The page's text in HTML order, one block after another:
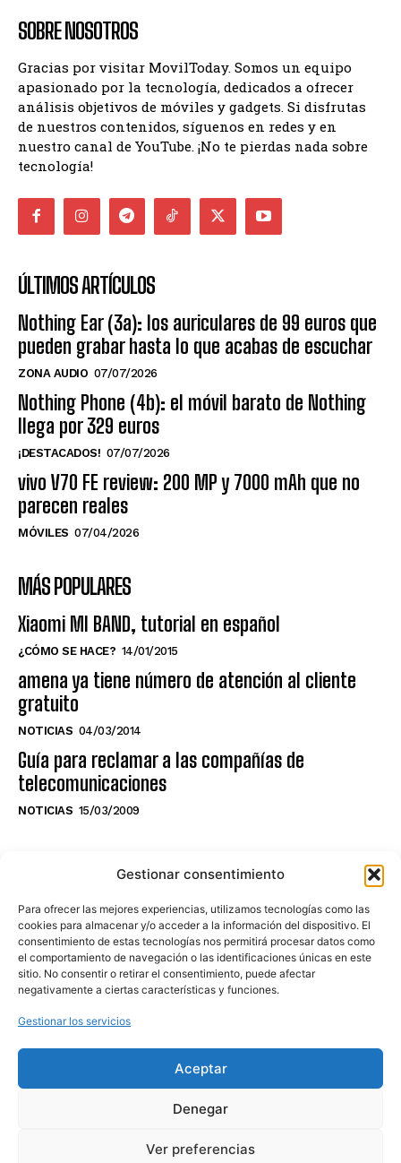
Gestionar consentimiento
Para ofrecer las mejores experiencias, utilizamos tecnologías como las
cookies para almacenar y/o acceder a la información del dispositivo. El
consentimiento de estas tecnologías nos permitirá procesar datos como
el comportamiento de navegación o las identificaciones únicas en este
sitio. No consentir o retirar el consentimiento, puede afectar
negativamente a ciertas características y funciones.
Gestionar los servicios
Aceptar
Denegar
Ver preferencias
SOBRE NOSOTROS
Gracias por visitar MovilToday. Somos un equipo
apasionado por la tecnología, dedicados a ofrecer
análisis objetivos de móviles y gadgets. Si disfrutas
de nuestros contenidos, síguenos en redes y en
nuestro canal de YouTube. ¡No te pierdas nada sobre
tecnología!
ÚLTIMOS ARTÍCULOS
Nothing Ear (3a): los auriculares de 99 euros que
pueden grabar hasta lo que acabas de escuchar
ZONA AUDIO 07/07/2026
Nothing Phone (4b): el móvil barato de Nothing
llega por 329 euros
¡DESTACADOS! 07/07/2026
vivo V70 FE review: 200 MP y 7000 mAh que no
parecen reales
MÓVILES 07/04/2026
MÁS POPULARES
Xiaomi MI BAND, tutorial en español
¿CÓMO SE HACE? 14/01/2015
amena ya tiene número de atención al cliente
gratuito
NOTICIAS 04/03/2014
Guía para reclamar a las compañías de
telecomunicaciones
NOTICIAS 15/03/2009
NO TE PIERDAS LO ÚLTIMO DEL CANAL
Haz clic en «Estoy de acuerdo» para
activar Youtube
POLÍTICA DE COOKIES